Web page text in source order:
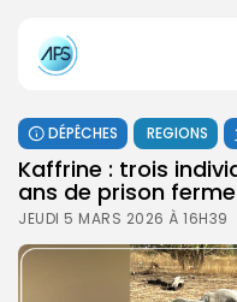
DÉPÊCHES REGIONS
Kaffrine : trois
ans de prison
JEUDI 5 MARS 2026 À 16H39